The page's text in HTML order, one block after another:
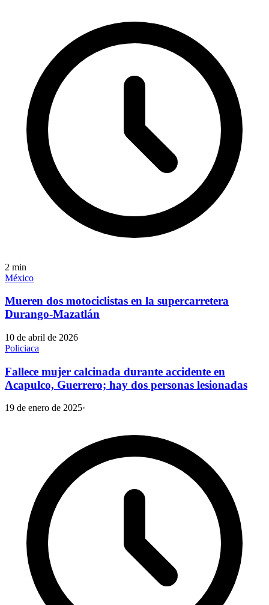
2 min
México
Mueren dos motociclistas en la supercarretera
Durango-Mazatlán
10 de abril de 2026
Policiaca
Fallece mujer calcinada durante accidente en
Acapulco, Guerrero; hay dos personas lesionadas
19 de enero de 2025·